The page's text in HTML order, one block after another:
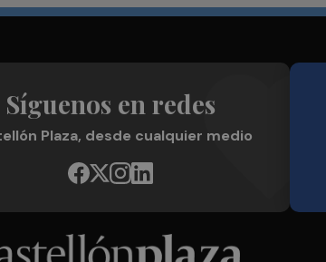
Síguenos en redes
Plaza, desde cualquier medio